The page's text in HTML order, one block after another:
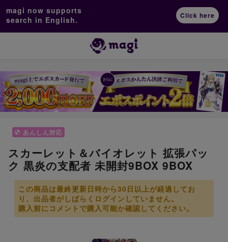
magi now supports
search in English.
Click here
あんしん対応
スカーレット＆バイオレット 拡張パッ
ク 黒炎の支配者 未開封9BOX 9BOX
この商品は最終更新日時から30日以上が経過してお
り、出品者がしばらくログインしていません。
購入前にコメントで購入可能か確認してください。